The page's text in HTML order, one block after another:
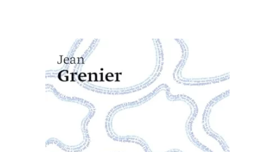
Sources
Personnes